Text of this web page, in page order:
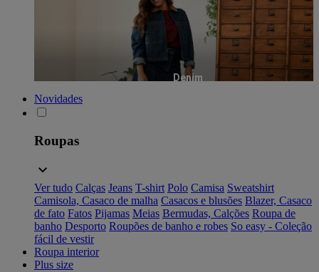
Denim
Novidades
Roupas
Ver tudo Calças Jeans T-shirt Polo Camisa Sweatshirt
Camisola, Casaco de malha Casacos e blusões Blazer, Casaco
de fato Fatos Pijamas Meias Bermudas, Calções Roupa de
banho Desporto Roupões de banho e robes So easy - Coleção
fácil de vestir
Roupa interior
Plus size